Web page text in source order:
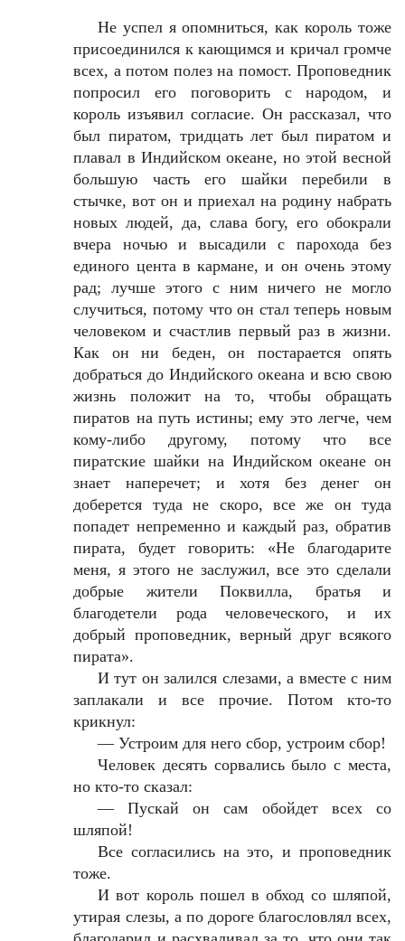
Не успел я опомниться, как король тоже
присоединился к кающимся и кричал громче
всех, а потом полез на помост. Проповедник
попросил его поговорить с народом, и
король изъявил согласие. Он рассказал, что
был пиратом, тридцать лет был пиратом и
плавал в Индийском океане, но этой весной
большую часть его шайки перебили в
стычке, вот он и приехал на родину набрать
новых людей, да, слава богу, его обокрали
вчера ночью и высадили с парохода без
единого цента в кармане, и он очень этому
рад; лучше этого с ним ничего не могло
случиться, потому что он стал теперь новым
человеком и счастлив первый раз в жизни.
Как он ни беден, он постарается опять
добраться до Индийского океана и всю свою
жизнь положит на то, чтобы обращать
пиратов на путь истины; ему это легче, чем
кому-либо другому, потому что все
пиратские шайки на Индийском океане он
знает наперечет; и хотя без денег он
доберется туда не скоро, все же он туда
попадет непременно и каждый раз, обратив
пирата, будет говорить: «Не благодарите
меня, я этого не заслужил, все это сделали
добрые жители Поквилла, братья и
благодетели рода человеческого, и их
добрый проповедник, верный друг всякого
пирата».
И тут он залился слезами, а вместе с ним
заплакали и все прочие. Потом кто-то
крикнул:
— Устроим для него сбор, устроим сбор!
Человек десять сорвались было с места,
но кто-то сказал:
—Пускай он сам обойдет всех со
шляпой!
Все согласились на это, и проповедник
тоже.
И вот король пошел в обход со шляпой,
утирая слезы, а по дороге благословлял всех,